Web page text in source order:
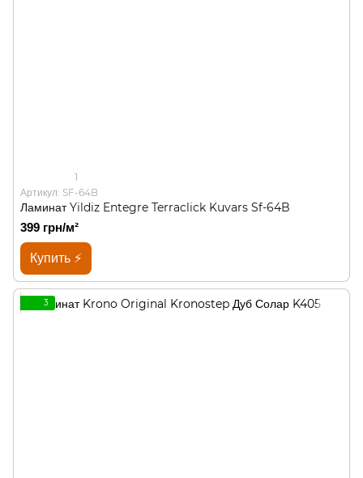
1
Артикул: SF-64B
Ламинат Yildiz Entegre Terraclick Kuvars Sf-64B
399 грн/м²
Купить ⚡
3